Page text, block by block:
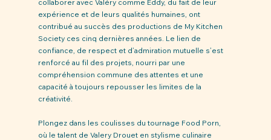
collaborer avec Valéry comme Eddy, du fait de leur
expérience et de leurs qualités humaines, ont
contribué au succès des productions de My Kitchen
Society ces cinq dernières années. Le lien de
confiance, de respect et d’admiration mutuelle s’est
renforcé au fil des projets, nourri par une
compréhension commune des attentes et une
capacité à toujours repousser les limites de la
créativité.
Plongez dans les coulisses du tournage Food Porn,
où le talent de Valery Drouet en stylisme culinaire